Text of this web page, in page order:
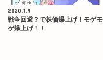
2020.1.9
戦争回避？で株価爆上げ！モゲモ
ゲ爆上げ！！